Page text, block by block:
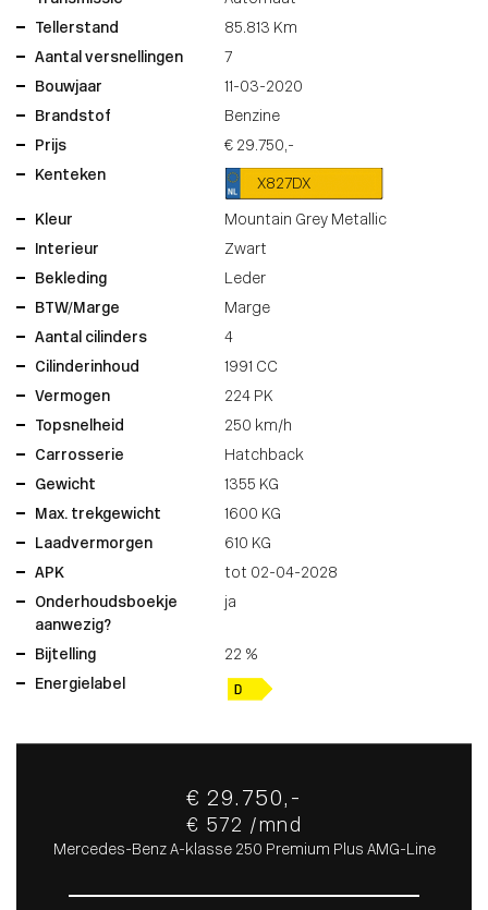
Tellerstand
85.813 Km
Aantal versnellingen
7
Bouwjaar
11-03-2020
Brandstof
Benzine
Prijs
€ 29.750,-
Kenteken
X827DX
Kleur
Mountain Grey Metallic
Interieur
Zwart
Bekleding
Leder
BTW/Marge
Marge
Aantal cilinders
4
Cilinderinhoud
1991 CC
Vermogen
224 PK
Topsnelheid
250 km/h
Carrosserie
Hatchback
Gewicht
1355 KG
Max. trekgewicht
1600 KG
Laadvermorgen
610 KG
APK
tot 02-04-2028
Onderhoudsboekje
aanwezig?
ja
Bijtelling
22 %
Energielabel
€ 29.750,-
€ 572 /mnd
Mercedes-Benz A-klasse 250 Premium Plus AMG-Line